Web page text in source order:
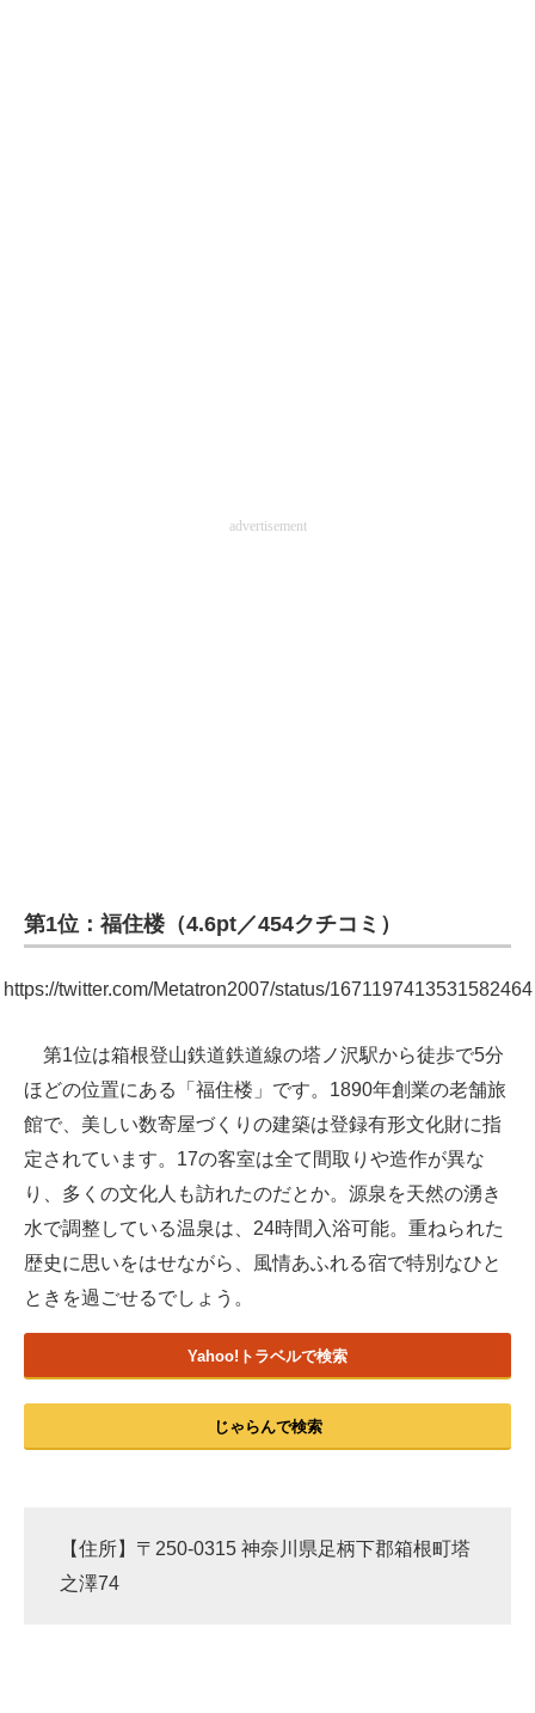
advertisement
第1位：福住楼（4.6pt／454クチコミ）
https://twitter.com/Metatron2007/status/1671197413531582464
第1位は箱根登山鉄道鉄道線の塔ノ沢駅から徒歩で5分
ほどの位置にある「福住楼」です。1890年創業の老舗旅
館で、美しい数寄屋づくりの建築は登録有形文化財に指
定されています。17の客室は全て間取りや造作が異な
り、多くの文化人も訪れたのだとか。源泉を天然の湧き
水で調整している温泉は、24時間入浴可能。重ねられた
歴史に思いをはせながら、風情あふれる宿で特別なひと
ときを過ごせるでしょう。
Yahoo!トラベルで検索
じゃらんで検索
【住所】〒250-0315 神奈川県足柄下郡箱根町塔
之澤74